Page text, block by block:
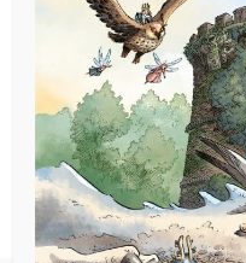
œufs, sucre
oublier les